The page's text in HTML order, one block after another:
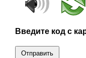
Введите код с
Отправить